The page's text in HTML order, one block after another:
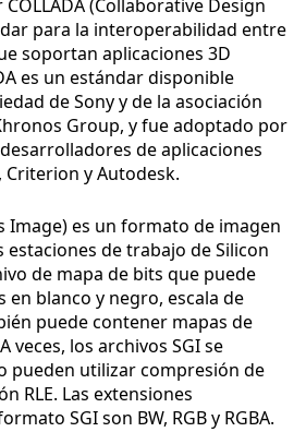
(Collaborative Design
para la interoperabilidad entre
soportan aplicaciones 3D
es un estándar disponible
de Sony y de la asociación
Group, y fue adoptado por
de aplicaciones
Criterion y Autodesk.
Image) es un formato de imagen
estaciones de trabajo de Silicon
de mapa de bits que puede
en blanco y negro, escala de
puede contener mapas de
veces, los archivos SGI se
pueden utilizar compresión de
RLE. Las extensiones
SGI son BW, RGB y RGBA.